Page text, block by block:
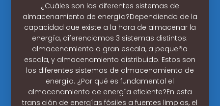
¿Cuáles son los diferentes sistemas de
almacenamiento de energía?Dependiendo de la
capacidad que existe a la hora de almacenar la
energía, diferenciamos 3 sistemas distintos:
almacenamiento a gran escala, a pequeña
escala, y almacenamiento distribuido. Estos son
los diferentes sistemas de almacenamiento de
energía. ¿Por qué es fundamental el
almacenamiento de energía eficiente?En esta
transición de energías fósiles a fuentes limpias, el